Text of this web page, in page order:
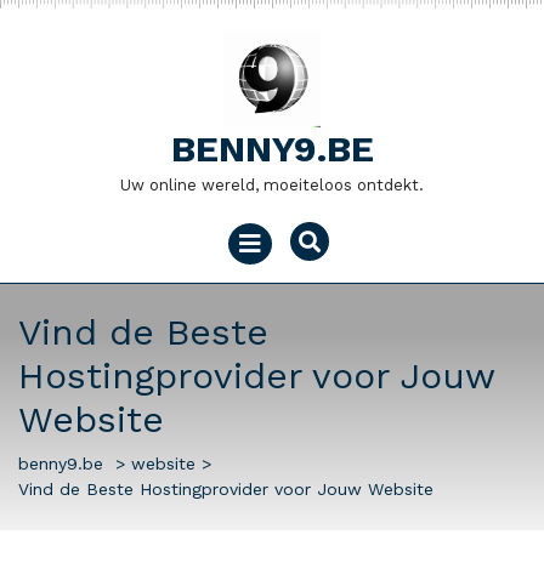
Naar
BENNY9.BE
Uw online wereld, moeiteloos ontdekt.
Menu
openen
Vind de Beste
Hostingprovider voor Jouw
Website
benny9.be > website >
Vind de Beste Hostingprovider voor Jouw Website